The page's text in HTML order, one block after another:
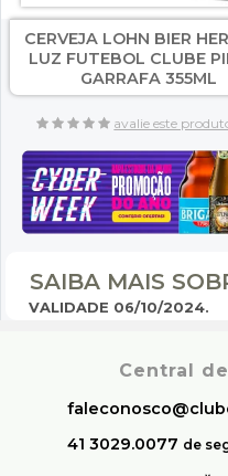
CERVEJA LOHN BIER
LUZ FUTEBOL CLUBE
GARRAFA 355ML
avalie este
SAIBA MAIS
VALIDADE 06/10/2024.
Central
41 3029.0077 de